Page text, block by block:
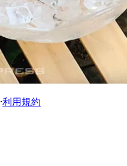
·利用規約